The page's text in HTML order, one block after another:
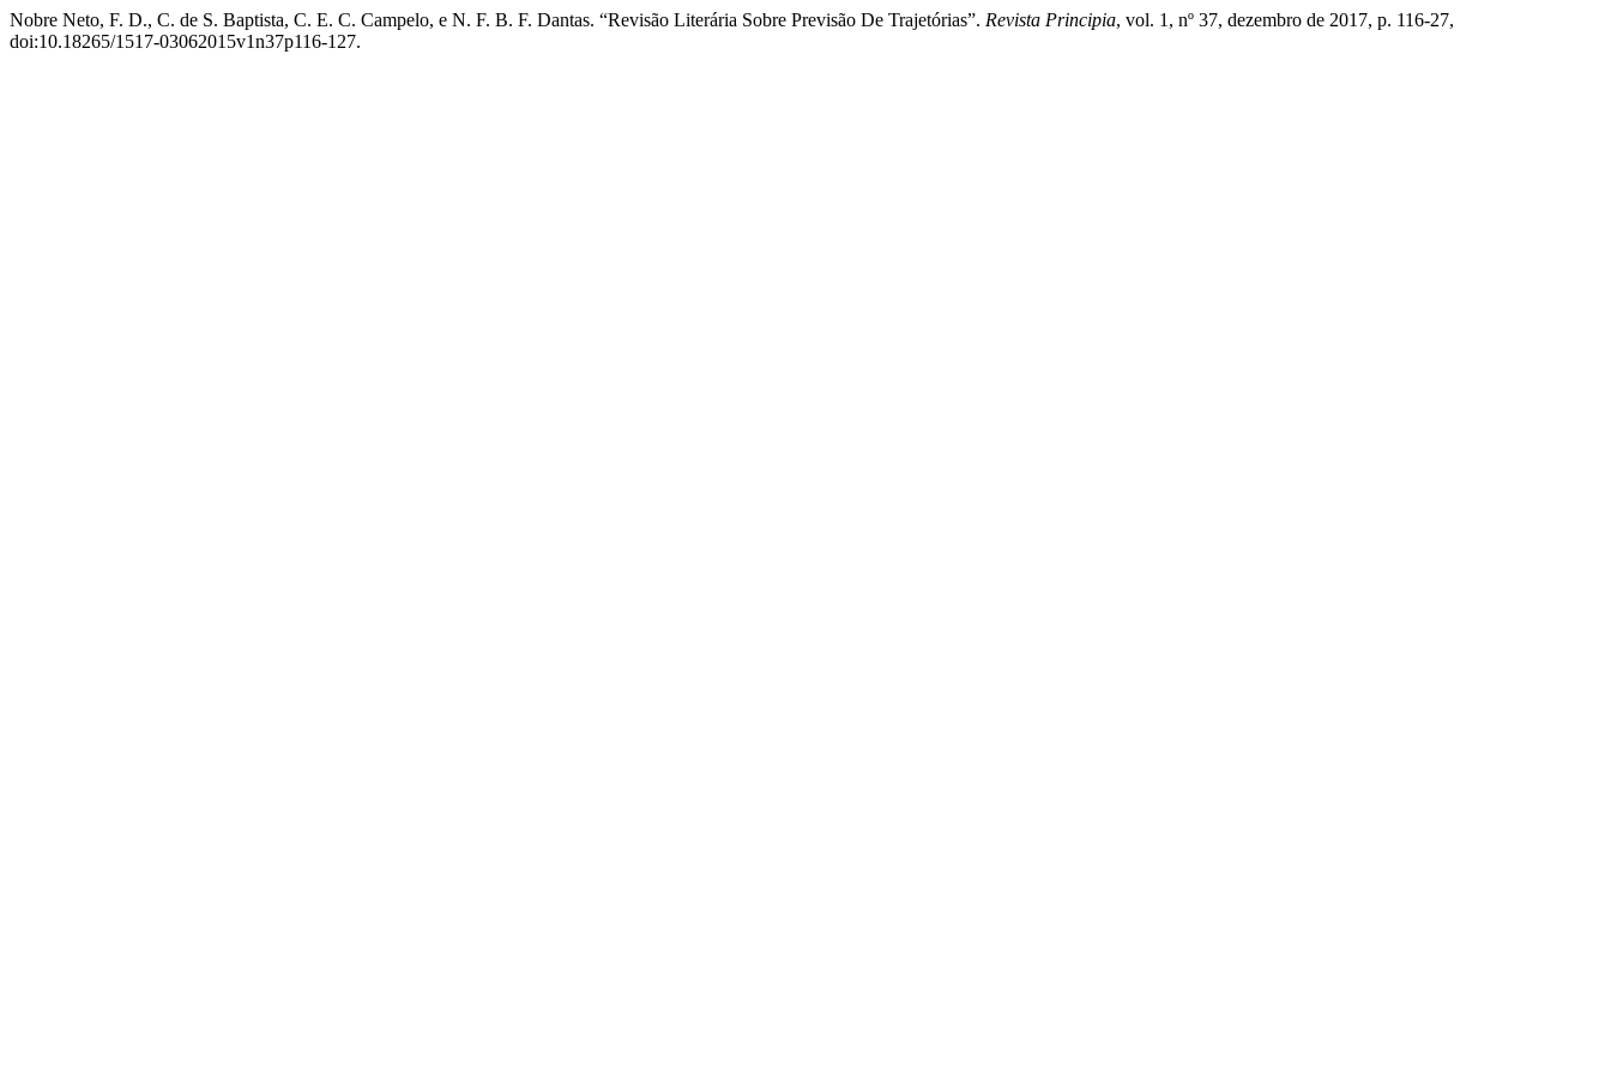
Nobre Neto, F. D., C. de S. Baptista, C. E. C. Campelo, e N. F. B. F. Dantas. “Revisão Literária Sobre Previsão De Trajetórias”. Revista Principia, vol. 1, nº 37, dezembro de 2017, p. 116-27,
doi:10.18265/1517-03062015v1n37p116-127.